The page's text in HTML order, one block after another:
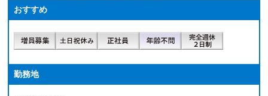
おすすめ
勤務地